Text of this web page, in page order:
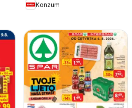
Konzum